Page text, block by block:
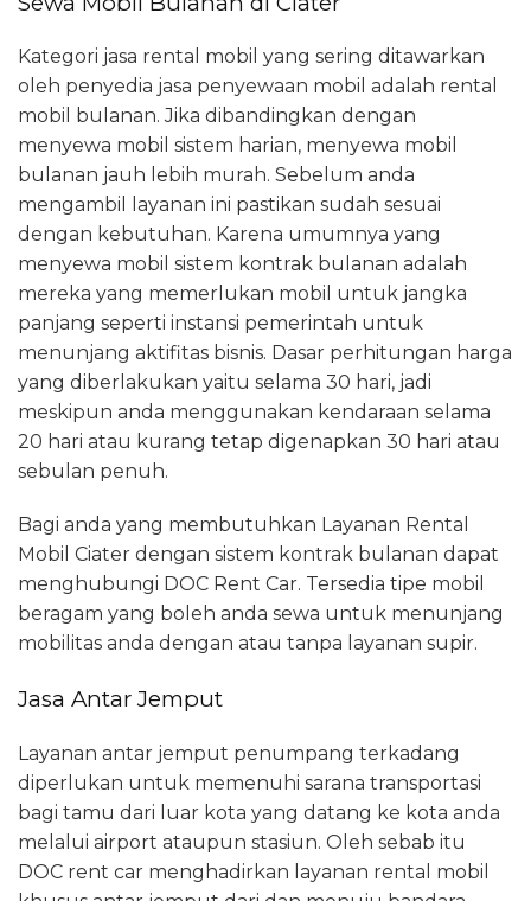
Kategori jasa rental mobil yang sering ditawarkan
oleh penyedia jasa penyewaan mobil adalah rental
mobil bulanan. Jika dibandingkan dengan
menyewa mobil sistem harian, menyewa mobil
bulanan jauh lebih murah. Sebelum anda
mengambil layanan ini pastikan sudah sesuai
dengan kebutuhan. Karena umumnya yang
menyewa mobil sistem kontrak bulanan adalah
mereka yang memerlukan mobil untuk jangka
panjang seperti instansi pemerintah untuk
menunjang aktifitas bisnis. Dasar perhitungan harga
yang diberlakukan yaitu selama 30 hari, jadi
meskipun anda menggunakan kendaraan selama
20 hari atau kurang tetap digenapkan 30 hari atau
sebulan penuh.
Bagi anda yang membutuhkan Layanan Rental
Mobil Ciater dengan sistem kontrak bulanan dapat
menghubungi DOC Rent Car. Tersedia tipe mobil
beragam yang boleh anda sewa untuk menunjang
mobilitas anda dengan atau tanpa layanan supir.
Jasa Antar Jemput
Layanan antar jemput penumpang terkadang
diperlukan untuk memenuhi sarana transportasi
bagi tamu dari luar kota yang datang ke kota anda
melalui airport ataupun stasiun. Oleh sebab itu
DOC rent car menghadirkan layanan rental mobil